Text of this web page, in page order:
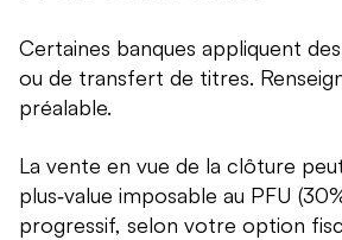
Certaines banques appliquent
ou de transfert de titres.
préalable.
La vente en vue de la clôture
plus‑value imposable au PFU
progressif, selon votre option